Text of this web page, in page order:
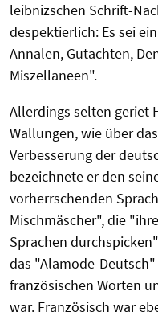
leibnizschen Schrift-
despektierlich: Es sei
Annalen, Gutachten,
Miszellaneen".
Allerdings selten geriet
Wallungen, wie über
Verbesserung der
bezeichnete er den
vorherrschenden
Mischmäscher", die
Sprachen
das "Alamode-
französischen Worten
war. Französisch war